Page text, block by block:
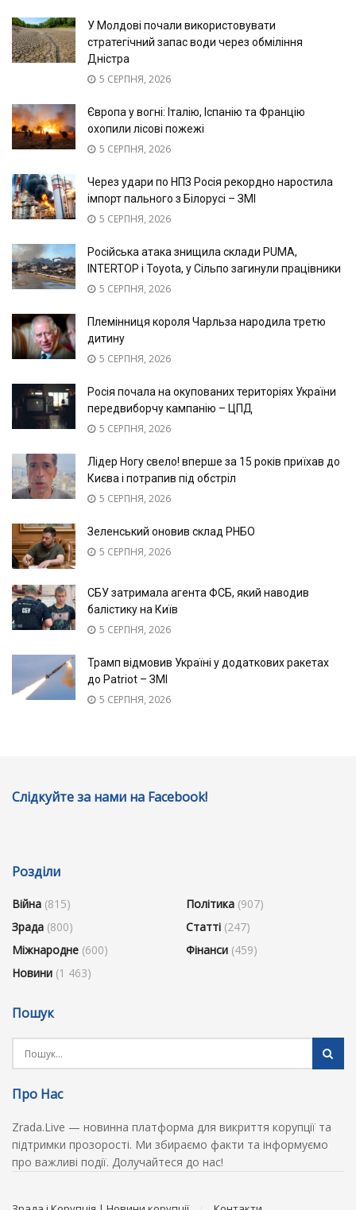
У Молдові почали використовувати
стратегічний запас води через обміління
Дністра
5 СЕРПНЯ, 2026
Європа у вогні: Італію, Іспанію та Францію
охопили лісові пожежі
5 СЕРПНЯ, 2026
Через удари по НПЗ Росія рекордно наростила
імпорт пального з Білорусі – ЗМІ
5 СЕРПНЯ, 2026
Російська атака знищила склади PUMA,
INTERTOP і Toyota, у Сільпо загинули працівники
5 СЕРПНЯ, 2026
Племінниця короля Чарльза народила третю
дитину
5 СЕРПНЯ, 2026
Росія почала на окупованих територіях України
передвиборчу кампанію – ЦПД
5 СЕРПНЯ, 2026
Лідер Ногу свело! вперше за 15 років приїхав до
Києва і потрапив під обстріл
5 СЕРПНЯ, 2026
Зеленський оновив склад РНБО
5 СЕРПНЯ, 2026
СБУ затримала агента ФСБ, який наводив
балістику на Київ
5 СЕРПНЯ, 2026
Трамп відмовив Україні у додаткових ракетах
до Patriot – ЗМІ
5 СЕРПНЯ, 2026
Слідкуйте за нами на Facebook!
Розділи
Війна (815)
Зрада (800)
Міжнародне (600)
Новини (1 463)
Політика (907)
Статті (247)
Фінанси (459)
Пошук
Про Нас
Zrada.Live — новинна платформа для викриття корупції та
підтримки прозорості. Ми збираємо факти та інформуємо
про важливі події. Долучайтеся до нас!